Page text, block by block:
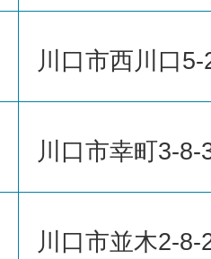
川口市西川口5-
川口市幸町3-8-
川口市並木2-8-